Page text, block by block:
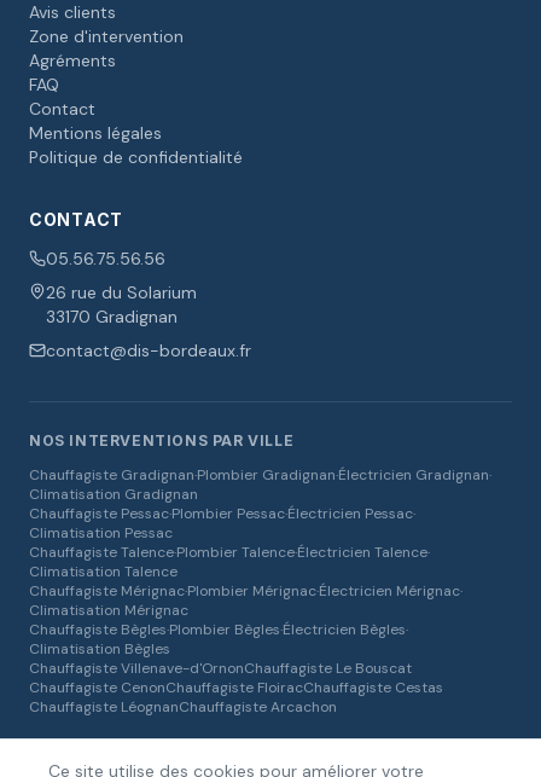
Avis clients
Zone d'intervention
Agréments
FAQ
Contact
Mentions légales
Politique de confidentialité
CONTACT
05.56.75.56.56
26 rue du Solarium
33170 Gradignan
contact@dis-bordeaux.fr
NOS INTERVENTIONS PAR VILLE
Chauffagiste Gradignan·Plombier Gradignan·Électricien Gradignan·
Climatisation Gradignan
Chauffagiste Pessac·Plombier Pessac·Électricien Pessac·
Climatisation Pessac
ChauffagisteTalence·Plombier Talence·Électricien Talence·
Climatisation Talence
Chauffagiste Mérignac·Plombier Mérignac·Électricien Mérignac·
Climatisation Mérignac
Chauffagiste Bègles·Plombier Bègles·Électricien Bègles·
Climatisation Bègles
ChauffagisteVillenave-d'OrnonChauffagiste Le Bouscat
Chauffagiste CenonChauffagiste FloiracChauffagiste Cestas
Chauffagiste LéognanChauffagisteArcachon
Ce site utilise des cookies pour améliorer votre